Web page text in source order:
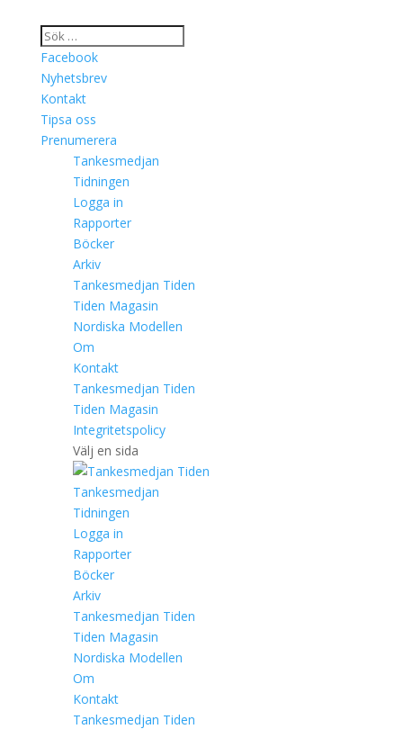
Facebook
Nyhetsbrev
Kontakt
Tipsa oss
Prenumerera
Tankesmedjan
Tidningen
Logga in
Rapporter
Böcker
Arkiv
Tankesmedjan Tiden
Tiden Magasin
Nordiska Modellen
Om
Kontakt
Tankesmedjan Tiden
Tiden Magasin
Integritetspolicy
Välj en sida
Tankesmedjan
Tidningen
Logga in
Rapporter
Böcker
Arkiv
Tankesmedjan Tiden
Tiden Magasin
Nordiska Modellen
Om
Kontakt
Tankesmedjan Tiden